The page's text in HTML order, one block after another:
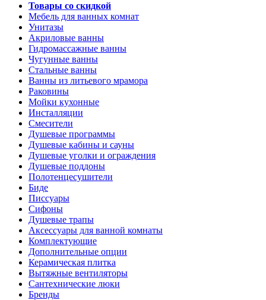
Товары со скидкой
Мебель для ванных комнат
Унитазы
Акриловые ванны
Гидромассажные ванны
Чугунные ванны
Стальные ванны
Ванны из литьевого мрамора
Раковины
Мойки кухонные
Инсталляции
Смесители
Душевые программы
Душевые кабины и сауны
Душевые уголки и ограждения
Душевые поддоны
Полотенцесушители
Биде
Писсуары
Сифоны
Душевые трапы
Аксессуары для ванной комнаты
Комплектующие
Дополнительные опции
Керамическая плитка
Вытяжные вентиляторы
Сантехнические люки
Бренды